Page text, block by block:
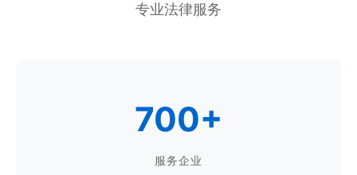
专业法律服务
700+
服务企业